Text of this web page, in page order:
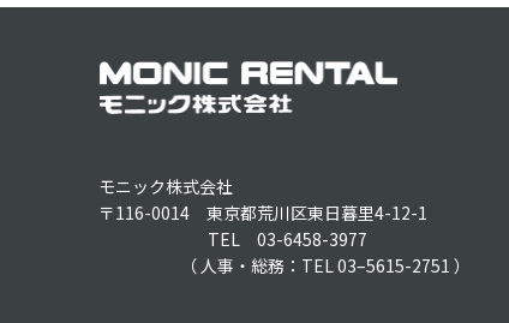
モニック株式会社
〒116-0014 東京都荒川区東日暮里4-12-1
TEL 03-6458-3977
（ 人事・総務：TEL 03–5615-2751 ）